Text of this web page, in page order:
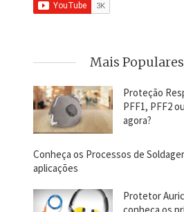
Mais Populares
Proteção
PFF1, PFF2
agora?
Conheça os Processos de
aplicações
Protetor